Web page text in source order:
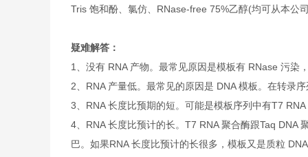
Tris 饱和酚、氯仿、RNase-free 75%乙醇(均可从本公
疑难解答：
1、没有 RNA 产物。最常见原因是模板有 RNase 污染
2、RNA 产量低。最常见的原因是 DNA 模板。在转录
3、RNA 长度比预期的短。可能是模板序列中有T7
4、RNA 长度比预计的长。T7 RNA 聚合酶跟Taq DNA
巴。如果RNA 长度比预计的长很多，模板又是质粒